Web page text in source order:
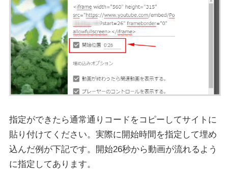
指定ができたら通常通りコードをコピーしてサイトに
貼り付けてください。実際に開始時間を指定して埋め
込んだ例が下記です。開始26秒から動画が流れるよう
に指定してあります。